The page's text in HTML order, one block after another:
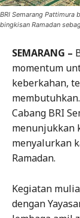
BRI Semarang Pattimura
bingkisan Ramadan
SEMARANG –
momentum
keberkahan,
Cabang BRI
menunjukkan
menyalurkan
Ramadan.
Kegiatan
dengan